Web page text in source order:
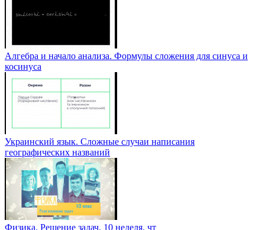
Алгебра и начало анализа. Формулы сложения для синуса и
косинуса
Украинский язык. Сложные случаи написания
географических названий
Физика. Решение задач. 10 неделя, чт